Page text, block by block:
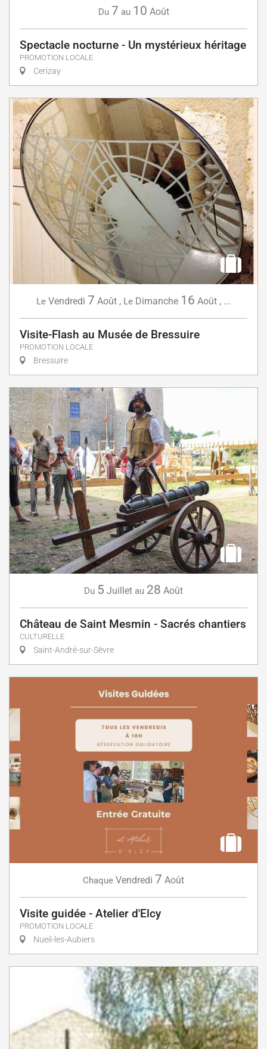
Du 7 au 10 Août
Spectacle nocturne - Un mystérieux héritage
PROMOTION LOCALE
Cerizay
Le Vendredi 7 Août , Le Dimanche 16 Août , ...
Visite-Flash au Musée de Bressuire
PROMOTION LOCALE
Bressuire
Du 5 Juillet au 28 Août
Château de Saint Mesmin - Sacrés chantiers
CULTURELLE
Saint-André-sur-Sèvre
Chaque Vendredi 7 Août
Visite guidée - Atelier d'Elcy
PROMOTION LOCALE
Nueil-les-Aubiers